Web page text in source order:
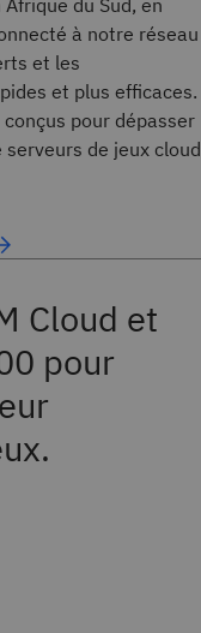
à notre réseau
et les
et plus efficaces.
pour dépasser
de jeux cloud
Cloud et
pour